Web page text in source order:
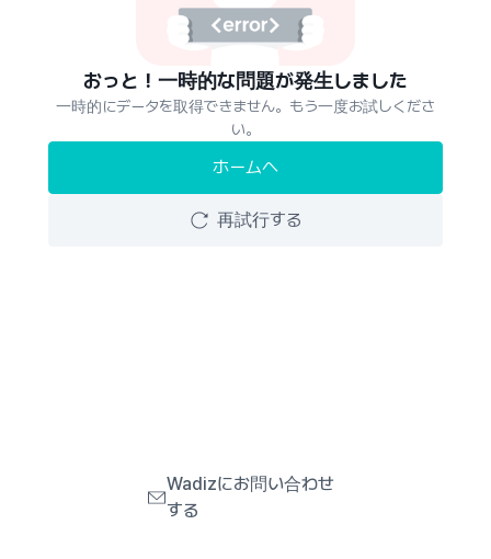
おっと！一時的な問題が発生しました
一時的にデータを取得できません。もう一度お試しくださ
い。
ホームへ
再試行する
Wadizにお問い合わせ
する